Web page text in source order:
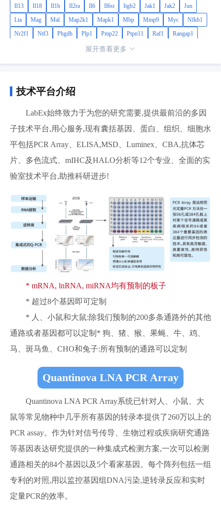
Il13
Il18 Il1b Il2ra Il6 Il6st Itgb2 Jak1 Jak2
Jun
Lta
Mag Mal Map2k1 Mapk1 Mbp Mmp9 Myc
Nfkb1
Nr2f1
Ntf3 Phgdh Plp1 Pmp22 Ptpn11 Raf1
Rangap1
Tgfb2 Tnf Tnfrsf1a
展开查看更多
技术平台介绍
LabEx始终致力于为您的研究需要,提供最前沿的多因
子技术平台,用心服务,现有囊括基因、蛋白、组织、细胞水
平包括PCR Array、ELISA,MSD、Luminex、CBA,抗体芯
片、多色流式、mIHC及HALO分析等12个专业、全面的实
验室技术平台,助推科研进步!
* mRNA, lnRNA, miRNA均有预制的板子
* 超过8个基因即可定制
* 人、小鼠和大鼠:除我们预制的200多条通路外的其他
通路或者基因都可以定制* 狗、猪、猴、果蝇、牛、鸡、
马、斑马鱼、CHO和兔子:所有预制的通路可以定制
Quantinova LNA PCR Array
Quantinova LNA PCR Array系统已针对人、小鼠、大
鼠等常见物种中几乎所有基因的转录本提供了260万以上的
PCR assay。作为针对信号传导、生物过程或疾病研究通路
等基因表达研究提供的一种集成式检测方案,一次可以检测
通路相关的84个基因以及5个看家基因。每个阵列包括一组
专利的对照,用以监控基因组DNA污染,逆转录反应和实时
定量PCR的效率。